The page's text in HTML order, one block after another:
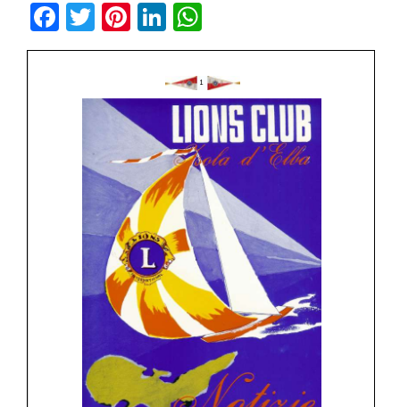
F
a
T
wi
er
Pi
nt
e
st
Li
n
k
e
dI
n
h
at
s
A
p
p